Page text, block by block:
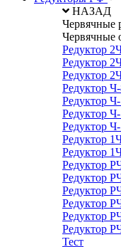
НАЗАД
Червячные
Червячные
Редуктор
Редуктор
Редуктор
Редуктор
Редуктор
Редуктор
Редуктор
Редуктор
Редуктор
Редуктор
Редуктор
Редуктор
Редуктор
Редуктор
Редуктор
Тест